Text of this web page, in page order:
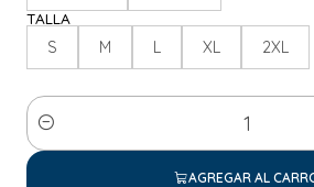
TALLA
S M L XL 2XL
Cantidad
AGREGAR AL